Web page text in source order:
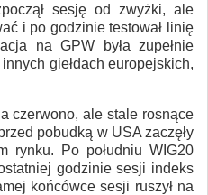
sesję od zwyżki, ale
i po godzinie testował linię
na GPW była zupełnie
giełdach europejskich,
czerwono, ale stale rosnące
pobudką w USA zaczęły
rynku. Po południu WIG20
godzinie sesji indeks
końcówce sesji ruszył na